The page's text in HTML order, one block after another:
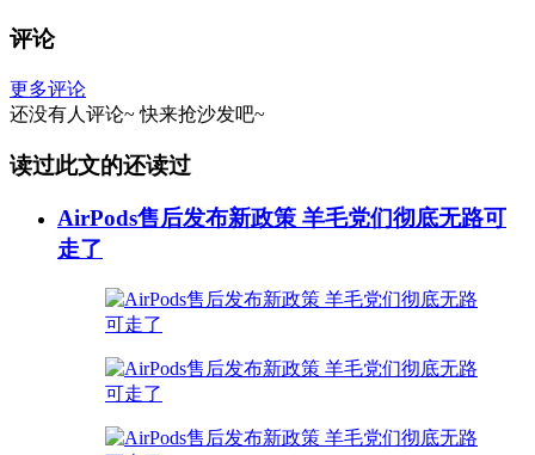
评论
更多评论
还没有人评论~ 快来抢沙发吧~
读过此文的还读过
AirPods售后发布新政策 羊毛党们彻底无路可
走了